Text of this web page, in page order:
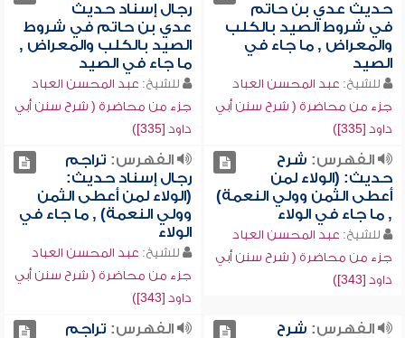
حديث عدي بن حاتم
في شروط الصيد بالكلب
والمعراض , ما جاء في
الصيد
للشيخ: عبد المحسن العباد
جزء من محاضرة ( شرح سنن أبي
داود [335])
رجال إسناد حديث
عدي بن حاتم في شروط
الصيد بالكلب والمعراض ,
ما جاء في الصيد
للشيخ: عبد المحسن العباد
جزء من محاضرة ( شرح سنن أبي
داود [335])
الفهرس: شرح
حديث: (الولاء لمن
أعطى الثمن وولي النعمة)
, ما جاء في الولاء
للشيخ: عبد المحسن العباد
جزء من محاضرة ( شرح سنن أبي
داود [343])
الفهرس: تراجم
رجال إسناد حديث:
(الولاء لمن أعطى الثمن
وولي النعمة) , ما جاء في
الولاء
للشيخ: عبد المحسن العباد
جزء من محاضرة ( شرح سنن أبي
داود [343])
الفهرس: شرح
الفهرس: تراجم